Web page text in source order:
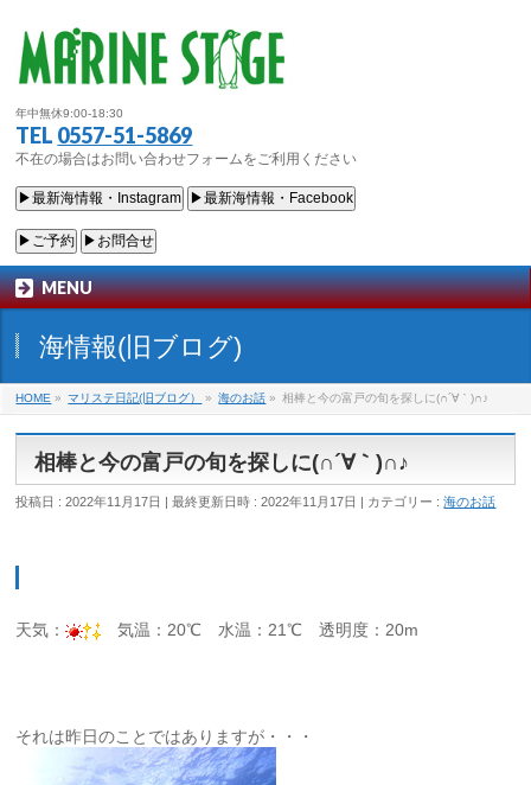
年中無休9:00-18:30
TEL 0557-51-5869
不在の場合はお問い合わせフォームをご利用ください
▶最新海情報・Instagram ▶最新海情報・Facebook
▶ご予約 ▶お問合せ
MENU
海情報(旧ブログ)
HOME » マリステ日記(旧ブログ） » 海のお話 » 相棒と今の富戸の旬を探しに(∩´∀｀)∩♪
相棒と今の富戸の旬を探しに(∩´∀｀)∩♪
投稿日 : 2022年11月17日 最終更新日時 : 2022年11月17日 カテゴリー :海のお話
天気： 気温：20℃ 水温：21℃ 透明度：20m
それは昨日のことではありますが・・・